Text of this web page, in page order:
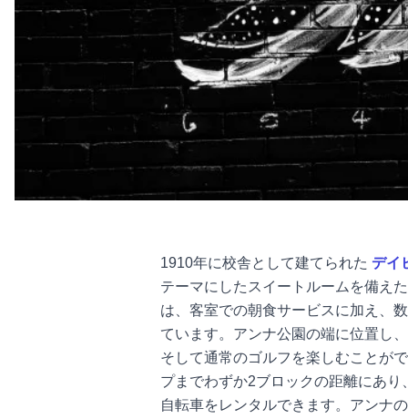
1910年に校舎として建てられた デイ
テーマにしたスイートルームを備え
は、客室での朝食サービスに加え、
ています。アンナ公園の端に位置し
そして通常のゴルフを楽しむことが
プまでわずか2ブロックの距離にあ
自転車をレンタルできます。アンナ